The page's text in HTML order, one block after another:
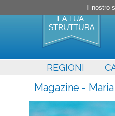
REGIONI
Magazine -
Il